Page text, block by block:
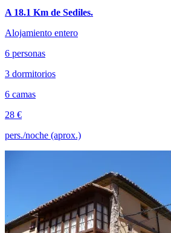
A 18.1 Km de Sediles.
Alojamiento entero
6 personas
3 dormitorios
6 camas
28 €
pers./noche (aprox.)